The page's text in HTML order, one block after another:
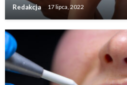
Redakcja 17 lipca, 2022